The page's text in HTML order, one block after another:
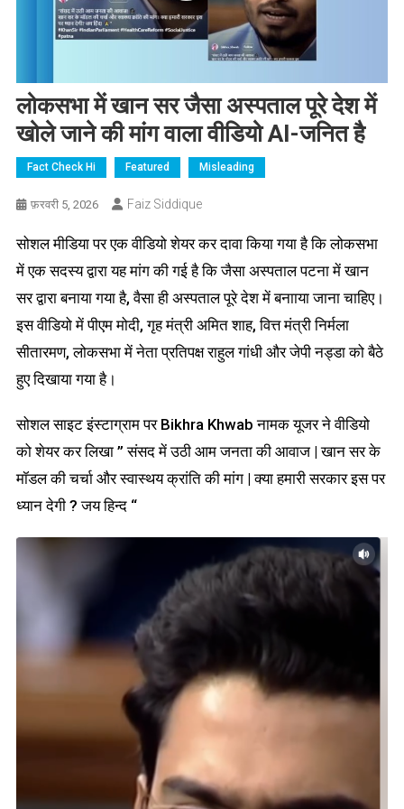
लोकसभा में खान सर जैसा अस्पताल पूरे देश में
खोले जाने की मांग वाला वीडियो AI-जनित है
Fact Check Hi Featured Misleading
फ़रवरी 5, 2026 Faiz Siddique
सोशल मीडिया पर एक वीडियो शेयर कर दावा किया गया है कि लोकसभा
में एक सदस्य द्वारा यह मांग की गई है कि जैसा अस्पताल पटना में खान
सर द्वारा बनाया गया है, वैसा ही अस्पताल पूरे देश में बनााया जाना चाहिए।
इस वीडियो में पीएम मोदी, गृह मंत्री अमित शाह, वित्त मंत्री निर्मला
सीतारमण, लोकसभा में नेता प्रतिपक्ष राहुल गांधी और जेपी नड्डा को बैठे
हुए दिखाया गया है।
सोशल साइट इंस्टाग्राम पर Bikhra Khwab नामक यूजर ने वीडियो
को शेयर कर लिखा ” संसद में उठी आम जनता की आवाज | खान सर के
मॉडल की चर्चा और स्वास्थय क्रांति की मांग | क्या हमारी सरकार इस पर
ध्यान देगी ? जय हिन्द “